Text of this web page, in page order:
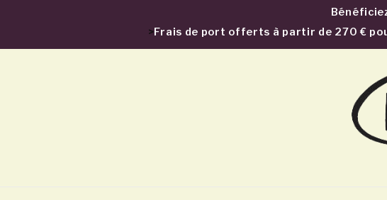
>Frais de port offerts à partir de 270 €